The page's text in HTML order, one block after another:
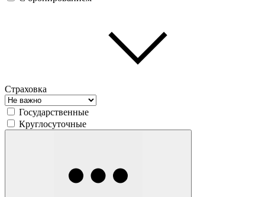
Страховка
Государственные
Круглосуточные